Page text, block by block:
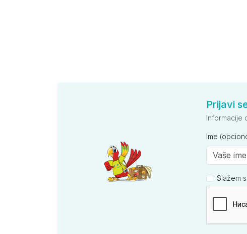
Prijavi
Informacije
Ime
Slažem